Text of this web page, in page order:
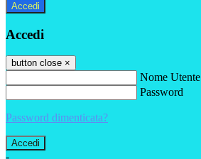
Accedi
Accedi
button close ×
Nome Utente
Password
Password dimenticata?